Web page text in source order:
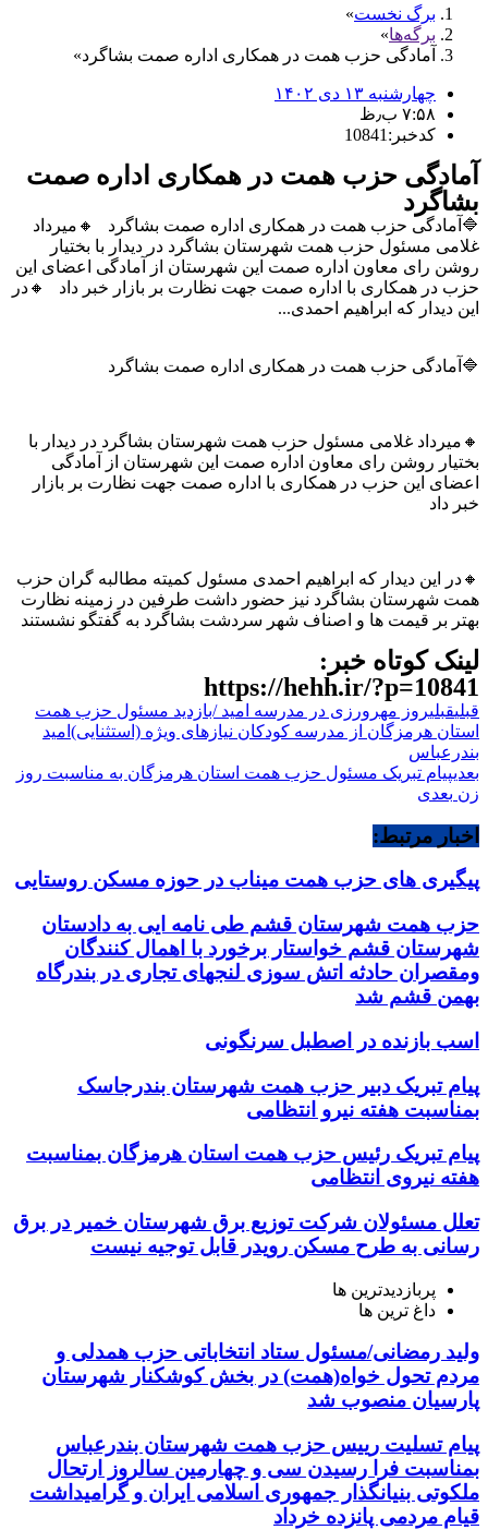
برگ نخست
برگه‌ها
آمادگی حزب همت در همکاری اداره صمت بشاگرد
چهارشنبه ۱۳ دی ۱۴۰۲
۷:۵۸ ب٫ظ
کدخبر:10841
آمادگی حزب همت در همکاری اداره صمت
بشاگرد
🔷آمادگی حزب همت در همکاری اداره صمت بشاگرد 🔸میرداد
غلامی مسئول حزب همت شهرستان بشاگرد در دیدار با بختیار
روشن رای معاون اداره صمت این شهرستان از آمادگی اعضای این
حزب در همکاری با اداره صمت جهت نظارت بر بازار خبر داد 🔸در
این دیدار که ابراهیم احمدی...
🔷آمادگی حزب همت در همکاری اداره صمت بشاگرد
🔸میرداد غلامی مسئول حزب همت شهرستان بشاگرد در دیدار با
بختیار روشن رای معاون اداره صمت این شهرستان از آمادگی
اعضای این حزب در همکاری با اداره صمت جهت نظارت بر بازار
خبر داد
🔸در این دیدار که ابراهیم احمدی مسئول کمیته مطالبه گران حزب
همت شهرستان بشاگرد نیز حضور داشت طرفین در زمینه نظارت
بهتر بر قیمت ها و اصناف شهر سردشت بشاگرد به گفتگو نشستند
لینک کوتاه خبر:
https://hehh.ir/?p=10841
قبلیقبلیروز مهرورزی در مدرسه امید /بازدید مسئول حزب همت
استان هرمزگان از مدرسه کودکان نیازهای ویژه (استثنایی)امید
بندرعباس
بعدیپیام تبریک مسئول حزب همت استان هرمزگان به مناسبت روز
زن بعدی
اخبار مرتبط:
پیگیری های حزب همت میناب در حوزه مسکن روستایی
حزب همت شهرستان قشم طی نامه ایی به دادستان
شهرستان قشم خواستار برخورد با اهمال کنندگان
ومقصران حادثه اتش سوزی لنجهای تجاری در بندرگاه
بهمن قشم شد
اسب بازنده در اصطبل سرنگونی
پیام تبریک دبیر حزب همت شهرستان بندرجاسک
بمناسبت هفته نیرو انتظامی
پیام تبریک رئیس حزب همت استان هرمزگان بمناسبت
هفته نیروی انتظامی
تعلل مسئولان شرکت توزیع برق شهرستان خمیر در برق
رسانی به طرح مسکن رویدر قابل توجیه نیست
پربازدیدترین ها
داغ ترین ها
ولید رمضانی/مسئول ستاد انتخاباتی حزب همدلی و
مردم تحول خواه(همت) در بخش کوشکنار شهرستان
پارسیان منصوب شد
پیام تسلیت رییس حزب همت شهرستان بندرعباس
بمناسبت فرا رسیدن سی و چهارمین سالروز ارتحال
ملکوتی بنیانگذار جمهوری اسلامی ایران و گرامیداشت
قیام مردمی پانزده خرداد